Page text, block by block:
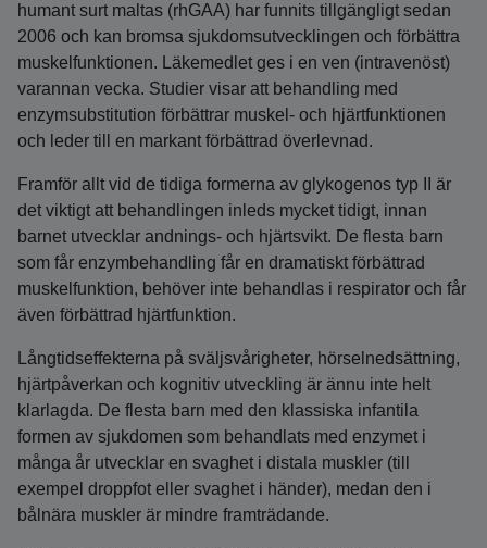
humant surt maltas (rhGAA) har funnits tillgängligt sedan
2006 och kan bromsa sjukdomsutvecklingen och förbättra
muskelfunktionen. Läkemedlet ges i en ven (intravenöst)
varannan vecka. Studier visar att behandling med
enzymsubstitution förbättrar muskel- och hjärtfunktionen
och leder till en markant förbättrad överlevnad.
Framför allt vid de tidiga formerna av glykogenos typ II är
det viktigt att behandlingen inleds mycket tidigt, innan
barnet utvecklar andnings- och hjärtsvikt. De flesta barn
som får enzymbehandling får en dramatiskt förbättrad
muskelfunktion, behöver inte behandlas i respirator och får
även förbättrad hjärtfunktion.
Långtidseffekterna på sväljsvårigheter, hörselnedsättning,
hjärtpåverkan och kognitiv utveckling är ännu inte helt
klarlagda. De flesta barn med den klassiska infantila
formen av sjukdomen som behandlats med enzymet i
många år utvecklar en svaghet i distala muskler (till
exempel droppfot eller svaghet i händer), medan den i
bålnära muskler är mindre framträdande.